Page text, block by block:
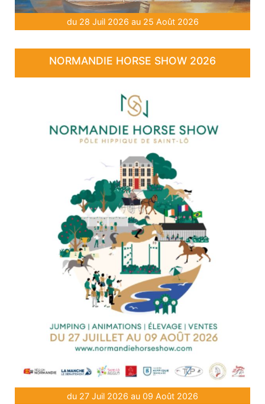
du 28 Juil 2026 au 25 Août 2026
NORMANDIE HORSE SHOW 2026
du 27 Juil 2026 au 09 Août 2026